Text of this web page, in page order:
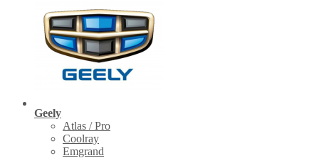
Geely
Atlas / Pro
Coolray
Emgrand